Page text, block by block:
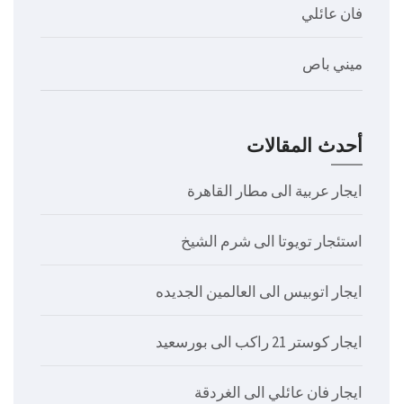
فان عائلي
ميني باص
أحدث المقالات
ايجار عربية الى مطار القاهرة
استئجار تويوتا الى شرم الشيخ
ايجار اتوبيس الى العالمين الجديده
ايجار كوستر 21 راكب الى بورسعيد
ايجار فان عائلي الى الغردقة